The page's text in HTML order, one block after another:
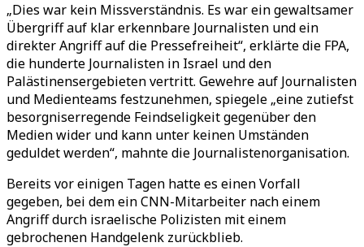
„Dies war kein Missverständnis. Es war ein gewaltsamer
Übergriff auf klar erkennbare Journalisten und ein
direkter Angriff auf die Pressefreiheit“, erklärte die FPA,
die hunderte Journalisten in Israel und den
Palästinensergebieten vertritt. Gewehre auf Journalisten
und Medienteams festzunehmen, spiegele „eine zutiefst
besorgniserregende Feindseligkeit gegenüber den
Medien wider und kann unter keinen Umständen
geduldet werden“, mahnte die Journalistenorganisation.
Bereits vor einigen Tagen hatte es einen Vorfall
gegeben, bei dem ein CNN-Mitarbeiter nach einem
Angriff durch israelische Polizisten mit einem
gebrochenen Handgelenk zurückblieb.